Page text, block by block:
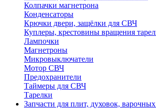
Колпачки магнетрона
Конденсаторы
Крючки двери, защёлки для СВЧ
Куплеры, крестовины вращения
Лампочки
Магнетроны
Микровыключатели
Мотор СВЧ
Предохранители
Таймеры для СВЧ
Тарелки
Запчасти для плит, духовок,